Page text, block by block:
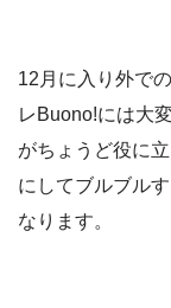
12月に入り外で
レBuono!には大
がちょうど役に
にしてブルブル
なります。